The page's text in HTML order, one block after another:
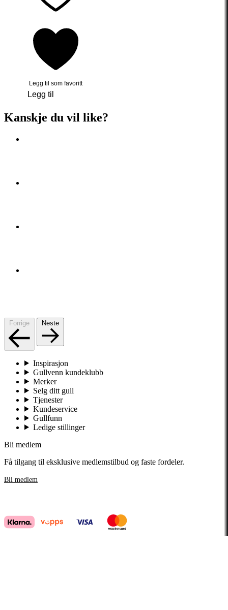
Legg til som favoritt
Legg til
Kanskje du vil like?
Forrige Neste
Inspirasjon
Gullvenn kundeklubb
Merker
Selg ditt gull
Tjenester
Kundeservice
Gullfunn
Ledige stillinger
Bli medlem
Få tilgang til eksklusive medlemstilbud og faste fordeler.
Bli medlem